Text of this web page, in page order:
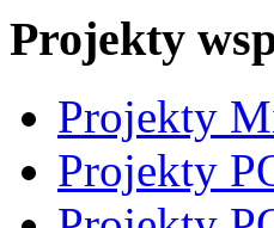
Projekty
Projekty
Projekty